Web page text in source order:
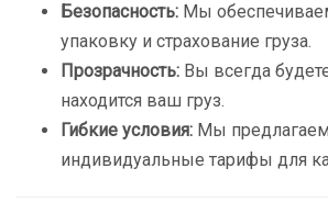
Безопасность: Мы
упаковку и страхование груза.
Прозрачность: Вы всегда
находится ваш груз.
Гибкие условия: Мы предлагаем
индивидуальные тарифы для